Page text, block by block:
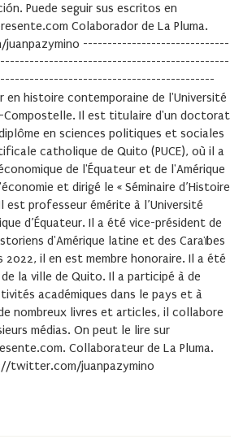
Puede seguir sus escritos en
Colaborador de La Pluma.
------------------------------
en histoire contemporaine de l'Université
Compostelle. Il est titulaire d'un doctorat
en sciences politiques et sociales
catholique de Quito (PUCE), où il a
de l'Équateur et de l'Amérique
et dirigé le « Séminaire d’Histoire
est professeur émérite à l’Université
d’Équateur. Il a été vice-président de
d'Amérique latine et des Caraïbes
2022, il en est membre honoraire. Il a été
la ville de Quito. Il a participé à de
académiques dans le pays et à
nombreux livres et articles, il collabore
médias. On peut le lire sur
Collaborateur de La Pluma.
twitter.com/juanpazymino